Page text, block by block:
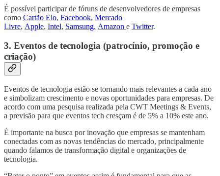
É possível participar de fóruns de desenvolvedores de empresas
como Cartão Elo, Facebook, Mercado
Livre, Apple, Intel, Samsung, Amazon e Twitter.
3. Eventos de tecnologia (patrocínio, promoção e
criação)
Eventos de tecnologia estão se tornando mais relevantes a cada ano
e simbolizam crescimento e novas oportunidades para empresas. De
acordo com uma pesquisa realizada pela CWT Meetings & Events,
a previsão para que eventos tech cresçam é de 5% a 10% este ano.
É importante na busca por inovação que empresas se mantenham
conectadas com as novas tendências do mercado, principalmente
quando falamos de transformação digital e organizações de
tecnologia.